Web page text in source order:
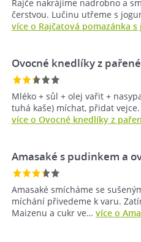
Rajče nakrájíme nadrobno a
čerstvou. Lučinu utřeme s
více o Rajčatová pomazánka
Ovocné knedlíky z
Mléko + sůl + olej vařit +
tuhá kaše) míchat, přidat
více o Ovocné knedlíky z
Amasaké s pudinkem a
Amasaké smícháme se
míchání přivedeme k varu.
Maizenu a cukr ve… více o